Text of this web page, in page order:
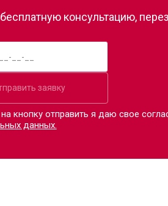
консультацию,
заявку
кнопку отправить я даю свое
данных.